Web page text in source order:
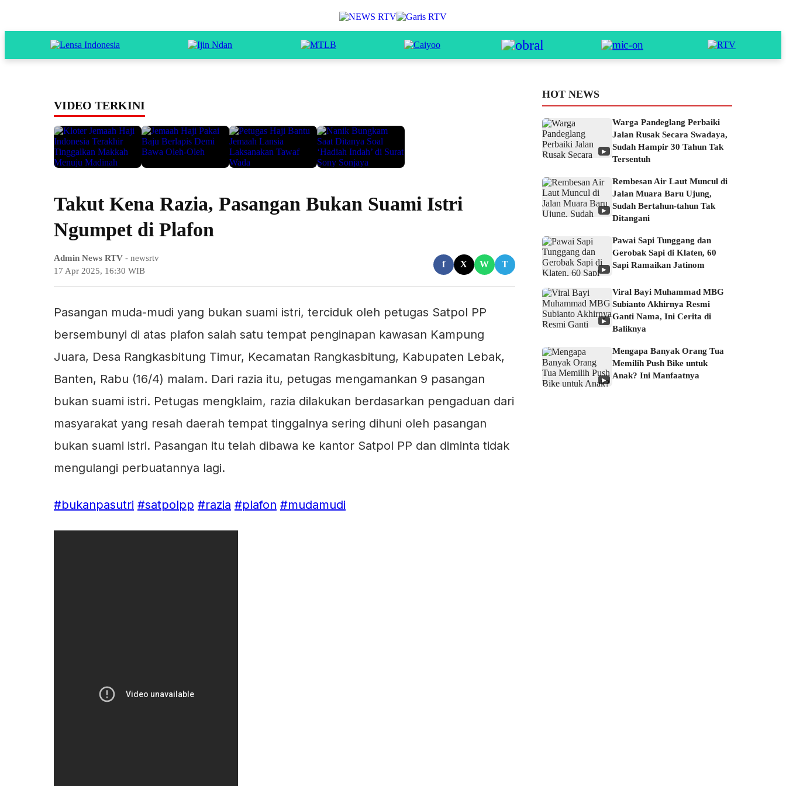
VIDEO TERKINI
Takut Kena Razia, Pasangan Bukan Suami Istri
Ngumpet di Plafon
Admin News RTV - newsrtv
17 Apr 2025, 16:30 WIB
f X W T
Pasangan muda-mudi yang bukan suami istri, terciduk oleh petugas Satpol PP
bersembunyi di atas plafon salah satu tempat penginapan kawasan Kampung
Juara, Desa Rangkasbitung Timur, Kecamatan Rangkasbitung, Kabupaten Lebak,
Banten, Rabu (16/4) malam. Dari razia itu, petugas mengamankan 9 pasangan
bukan suami istri. Petugas mengklaim, razia dilakukan berdasarkan pengaduan dari
masyarakat yang resah daerah tempat tinggalnya sering dihuni oleh pasangan
bukan suami istri. Pasangan itu telah dibawa ke kantor Satpol PP dan diminta tidak
mengulangi perbuatannya lagi.
#bukanpasutri #satpolpp #razia #plafon #mudamudi
HOT NEWS
▶
Warga Pandeglang Perbaiki
Jalan Rusak Secara Swadaya,
Sudah Hampir 30 Tahun Tak
Tersentuh
▶
Rembesan Air Laut Muncul di
Jalan Muara Baru Ujung,
Sudah Bertahun-tahun Tak
Ditangani
▶
Pawai Sapi Tunggang dan
Gerobak Sapi di Klaten, 60
Sapi Ramaikan Jatinom
▶
Viral Bayi Muhammad MBG
Subianto Akhirnya Resmi
Ganti Nama, Ini Cerita di
Baliknya
▶
Mengapa Banyak Orang Tua
Memilih Push Bike untuk
Anak? Ini Manfaatnya